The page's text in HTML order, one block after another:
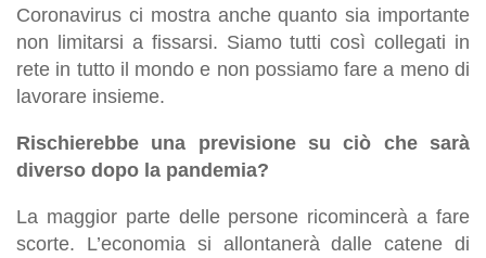
Coronavirus ci mostra anche quanto sia importante
non limitarsi a fissarsi. Siamo tutti così collegati in
rete in tutto il mondo e non possiamo fare a meno di
lavorare insieme.
Rischierebbe una previsione su ciò che sarà
diverso dopo la pandemia?
La maggior parte delle persone ricomincerà a fare
scorte. L’economia si allontanerà dalle catene di